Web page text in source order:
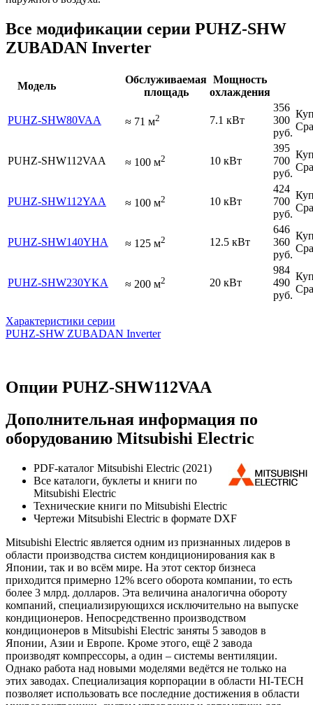
Все модификации серии PUHZ-SHW
ZUBADAN Inverter
Модель
Обслуживаемая
площадь
Мощность
охлаждения
PUHZ-SHW80VAA ≈ 71 м2 7.1 кВт
356
300
руб.
PUHZ-SHW112VAA ≈ 100 м2 10 кВт
395
700
руб.
PUHZ-SHW112YAA ≈ 100 м2 10 кВт
424
700
руб.
PUHZ-SHW140YHA ≈ 125 м2 12.5 кВт
646
360
руб.
PUHZ-SHW230YKA ≈ 200 м2 20 кВт
984
490
руб.
Характеристики серии
PUHZ-SHW ZUBADAN Inverter
Опции PUHZ-SHW112VAA
Дополнительная информация по
оборудованию Mitsubishi Electric
PDF-каталог Mitsubishi Electric (2021)
Все каталоги, буклеты и книги по
Mitsubishi Electric
Технические книги по Mitsubishi Electric
Чертежи Mitsubishi Electric в формате DXF
Mitsubishi Electric является одним из признанных лидеров в
области производства систем кондиционирования как в
Японии, так и во всём мире. На этот сектор бизнеса
приходится примерно 12% всего оборота компании, то есть
более 3 млрд. долларов. Эта величина аналогична обороту
компаний, специализирующихся исключительно на выпуске
кондиционеров. Непосредственно производством
кондиционеров в Mitsubishi Electric заняты 5 заводов в
Японии, Азии и Европе. Кроме этого, ещё 2 завода
производят компрессоры, а один – системы вентиляции.
Однако работа над новыми моделями ведётся не только на
этих заводах. Специализация корпорации в области HI-TECH
позволяет использовать все последние достижения в области